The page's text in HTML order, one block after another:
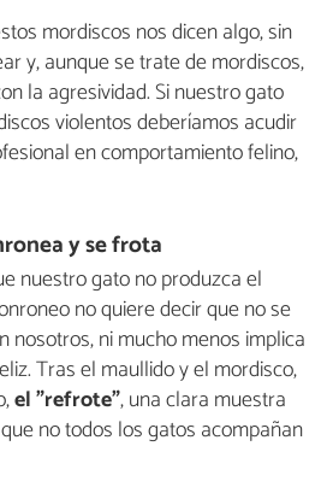
mordiscos nos dicen algo, sin
y, aunque se trate de mordiscos,
la agresividad. Si nuestro gato
violentos deberíamos acudir
en comportamiento felino,
y se frota
nuestro gato no produzca el
no quiere decir que no se
nosotros, ni mucho menos implica
Tras el maullido y el mordisco,
el "refrote", una clara muestra
no todos los gatos acompañan